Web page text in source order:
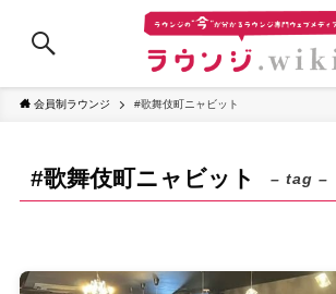
会員制ラウンジ #歌舞伎町ニャビット
#歌舞伎町ニャビット – tag –